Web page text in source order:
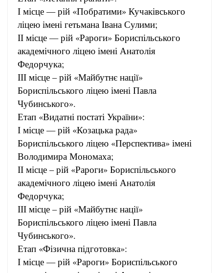
І місце –– рій «Побратими» Кучаківського
ліцею імені гетьмана Івана Сулими;
ІІ місце –– рій «Рароги» Бориспільського
академічного ліцею імені Анатолія
Федорчука;
ІІІ місце – рій «Майбутнє нації»
Бориспільського ліцею імені Павла
Чубинського».
Етап «Видатні постаті України»:
І місце –– рій «Козацька рада»
Бориспільського ліцею «Перспектива» імені
Володимира Мономаха;
ІІ місце – рій «Рароги» Бориспільського
академічного ліцею імені Анатолія
Федорчука;
ІІІ місце – рій «Майбутнє нації»
Бориспільського ліцею імені Павла
Чубинського».
Етап «Фізична підготовка»:
І місце –– рій «Рароги» Бориспільського